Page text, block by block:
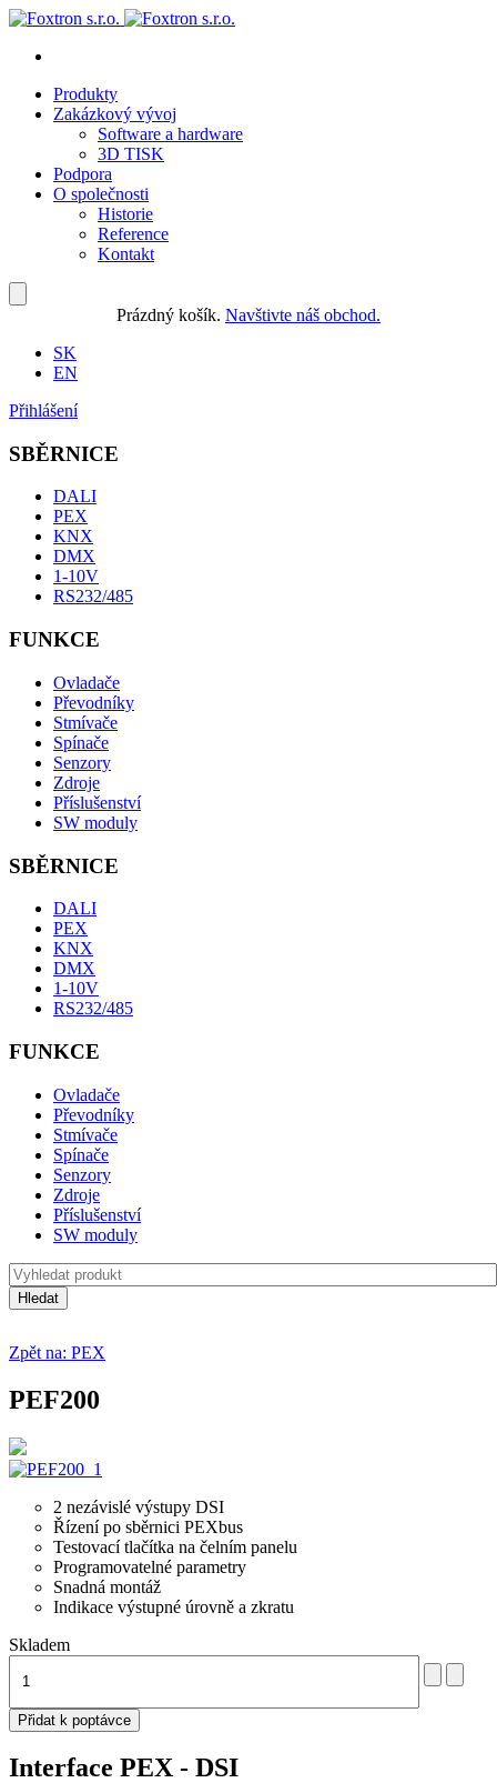
Produkty
Zakázkový vývoj
Software a hardware
3D TISK
Podpora
O společnosti
Historie
Reference
Kontakt
Prázdný košík. Navštivte náš obchod.
SK
EN
Přihlášení
SBĚRNICE
DALI
PEX
KNX
DMX
1-10V
RS232/485
FUNKCE
Ovladače
Převodníky
Stmívače
Spínače
Senzory
Zdroje
Příslušenství
SW moduly
SBĚRNICE
DALI
PEX
KNX
DMX
1-10V
RS232/485
FUNKCE
Ovladače
Převodníky
Stmívače
Spínače
Senzory
Zdroje
Příslušenství
SW moduly
Zpět na: PEX
PEF200
2 nezávislé výstupy DSI
Řízení po sběrnici PEXbus
Testovací tlačítka na čelním panelu
Programovatelné parametry
Snadná montáž
Indikace výstupné úrovně a zkratu
Skladem
Interface PEX - DSI